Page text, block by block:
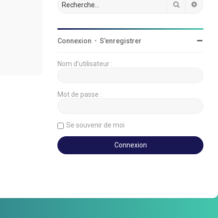
Rechercher
Connexion • S’enregistrer
Nom d’utilisateur :
Mot de passe :
Se souvenir de moi